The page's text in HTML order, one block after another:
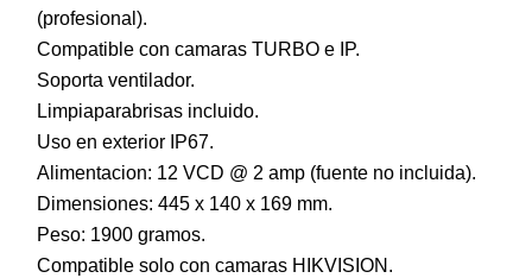
(profesional).
Compatible con camaras TURBO e IP.
Soporta ventilador.
Limpiaparabrisas incluido.
Uso en exterior IP67.
Alimentacion: 12 VCD @ 2 amp (fuente no incluida).
Dimensiones: 445 x 140 x 169 mm.
Peso: 1900 gramos.
Compatible solo con camaras HIKVISION.